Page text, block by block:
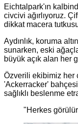
Eichtalpark'ın
civcivi ağırlıyoruz.
dikkat macera
Aydınlık, koruma
sunarken, eski
büyük açık alan her
Özverili ekibimiz her
'Ackerracker'
sağlıklı beslenme
"Herkes